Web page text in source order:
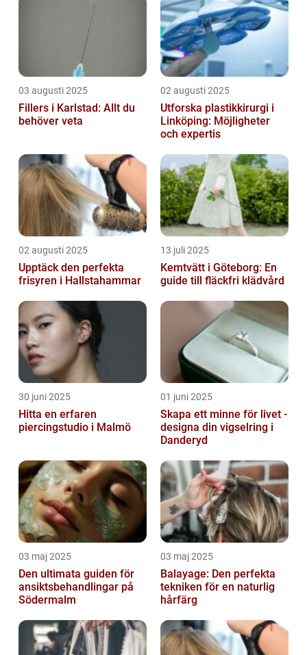
03 augusti 2025
Fillers i Karlstad: Allt du
behöver veta
02 augusti 2025
Utforska plastikkirurgi i
Linköping: Möjligheter
och expertis
02 augusti 2025
Upptäck den perfekta
frisyren i Hallstahammar
13 juli 2025
Kemtvätt i Göteborg: En
guide till fläckfri klädvård
30 juni 2025
Hitta en erfaren
piercingstudio i Malmö
01 juni 2025
Skapa ett minne för livet -
designa din vigselring i
Danderyd
03 maj 2025
Den ultimata guiden för
ansiktsbehandlingar på
Södermalm
03 maj 2025
Balayage: Den perfekta
tekniken för en naturlig
hårfärg